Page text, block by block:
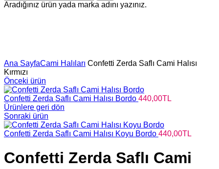
Aradığınız ürün yada marka adını yazınız.
Ana SayfaCami Halıları Confetti Zerda Saflı Cami Halısı
Kırmızı
Önceki ürün
Confetti Zerda Saflı Cami Halısı Bordo 440,00TL
Ürünlere geri dön
Sonraki ürün
Confetti Zerda Saflı Cami Halısı Koyu Bordo 440,00TL
Confetti Zerda Saflı Cami